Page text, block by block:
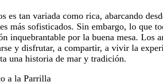
es tan variada como rica, abarcando
más sofisticados. Sin embargo, lo que
inquebrantable por la buena mesa. Los
y disfrutar, a compartir, a vivir la
una historia de mar y tradición.
a la Parrilla